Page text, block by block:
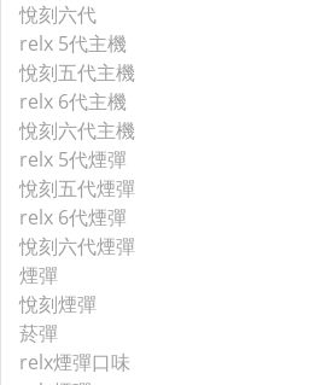
悅刻六代
relx 5代主機
悅刻五代主機
relx 6代主機
悅刻六代主機
relx 5代煙彈
悅刻五代煙彈
relx 6代煙彈
悅刻六代煙彈
煙彈
悅刻煙彈
菸彈
relx煙彈口味